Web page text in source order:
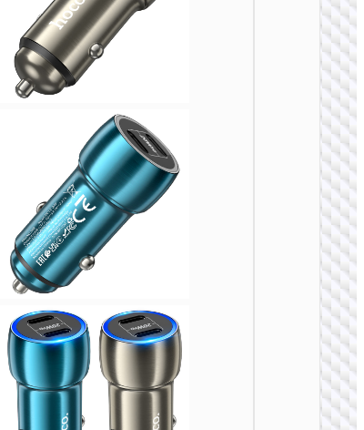
车载充
Z58B
48W
车载